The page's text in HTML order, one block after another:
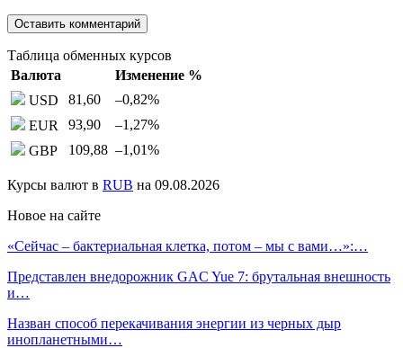
Таблица обменных курсов
Валюта
Изменение %
USD
81,60 –0,82%
EUR
93,90 –1,27%
GBP
109,88 –1,01%
Курсы валют в RUB на 09.08.2026
Новое на сайте
«Сейчас – бактериальная клетка, потом – мы с вами…»:…
Представлен внедорожник GAC Yue 7: брутальная внешность
и…
Назван способ перекачивания энергии из черных дыр
инопланетными…